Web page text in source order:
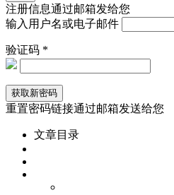
注册信息通过邮箱发给您
输入用户名或电子邮件
验证码 *
重置密码链接通过邮箱发送给您
文章目录